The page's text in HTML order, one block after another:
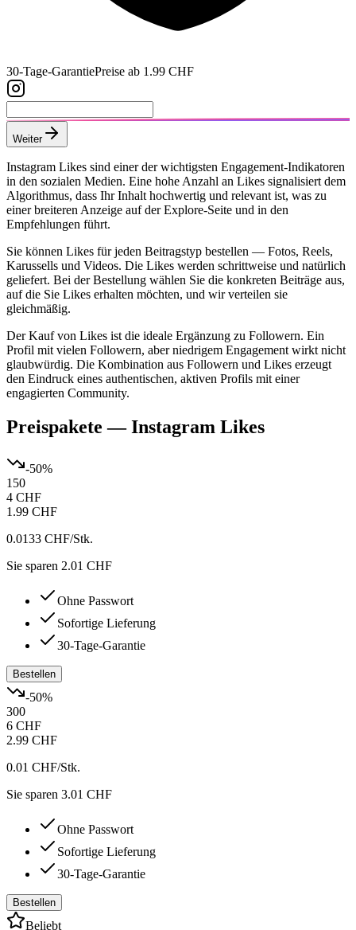
30-Tage-GarantiePreise ab 1.99 CHF
Weiter
Instagram Likes sind einer der wichtigsten Engagement-Indikatoren
in den sozialen Medien. Eine hohe Anzahl an Likes signalisiert dem
Algorithmus, dass Ihr Inhalt hochwertig und relevant ist, was zu
einer breiteren Anzeige auf der Explore-Seite und in den
Empfehlungen führt.
Sie können Likes für jeden Beitragstyp bestellen — Fotos, Reels,
Karussells und Videos. Die Likes werden schrittweise und natürlich
geliefert. Bei der Bestellung wählen Sie die konkreten Beiträge aus,
auf die Sie Likes erhalten möchten, und wir verteilen sie
gleichmäßig.
Der Kauf von Likes ist die ideale Ergänzung zu Followern. Ein
Profil mit vielen Followern, aber niedrigem Engagement wirkt nicht
glaubwürdig. Die Kombination aus Followern und Likes erzeugt
den Eindruck eines authentischen, aktiven Profils mit einer
engagierten Community.
Preispakete —Instagram Likes
-50%
150
4 CHF
1.99 CHF
0.0133 CHF/Stk.
Sie sparen 2.01 CHF
Ohne Passwort
Sofortige Lieferung
30-Tage-Garantie
Bestellen
-50%
300
6 CHF
2.99 CHF
0.01 CHF/Stk.
Sie sparen 3.01 CHF
Ohne Passwort
Sofortige Lieferung
30-Tage-Garantie
Bestellen
Beliebt